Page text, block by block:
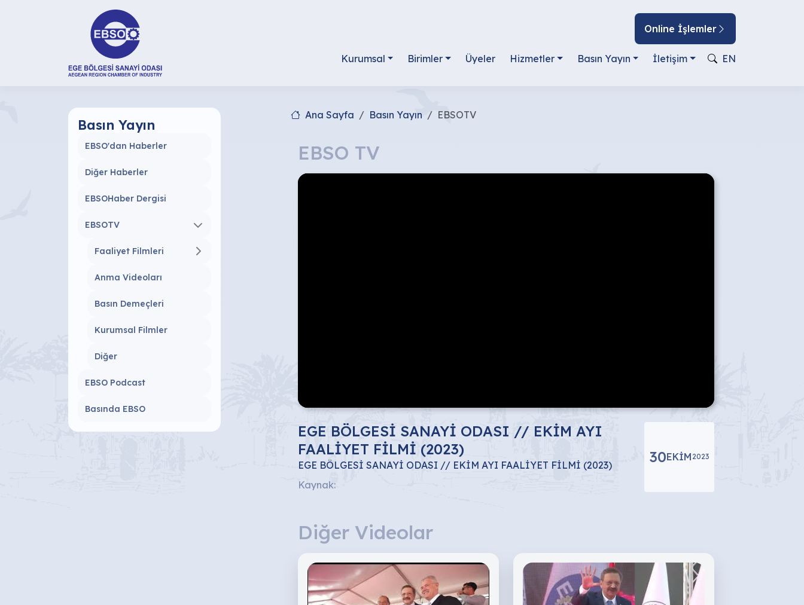
Online İşlemler
Kurumsal Birimler Üyeler Hizmetler Basın Yayın İletişim EN
Ana Sayfa Basın Yayın EBSOTV
EBSO TV
EGE BÖLGESİ SANAYİ ODASI // EKİM AYI
FAALİYET FİLMİ (2023)
EGE BÖLGESİ SANAYİ ODASI // EKİM AYI FAALİYET FİLMİ (2023)
Kaynak:
30EKIM 2023
Diğer Videolar
Basın Yayın
EBSO'dan Haberler
Diğer Haberler
EBSOHaber Dergisi
EBSOTV
Faaliyet Filmleri
Anma Videoları
Basın Demeçleri
Kurumsal Filmler
Diğer
EBSO Podcast
Basında EBSO